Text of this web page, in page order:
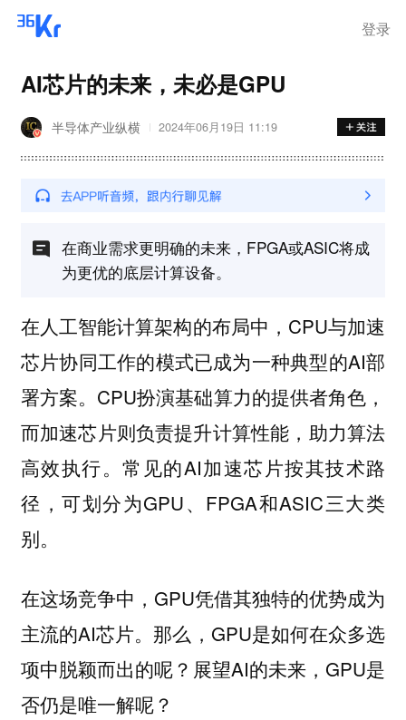
登录
AI芯片的未来，未必是GPU
半导体产业纵横 2024年06月19日 11:19
在商业需求更明确的未来，FPGA或ASIC将成
为更优的底层计算设备。
在人工智能计算架构的布局中，CPU与加速
芯片协同工作的模式已成为一种典型的AI部
署方案。CPU扮演基础算力的提供者角色，
而加速芯片则负责提升计算性能，助力算法
高效执行。常见的AI加速芯片按其技术路
径，可划分为GPU、FPGA和ASIC三大类
别。
在这场竞争中，GPU凭借其独特的优势成为
主流的AI芯片。那么，GPU是如何在众多选
项中脱颖而出的呢？展望AI的未来，GPU是
否仍是唯一解呢？